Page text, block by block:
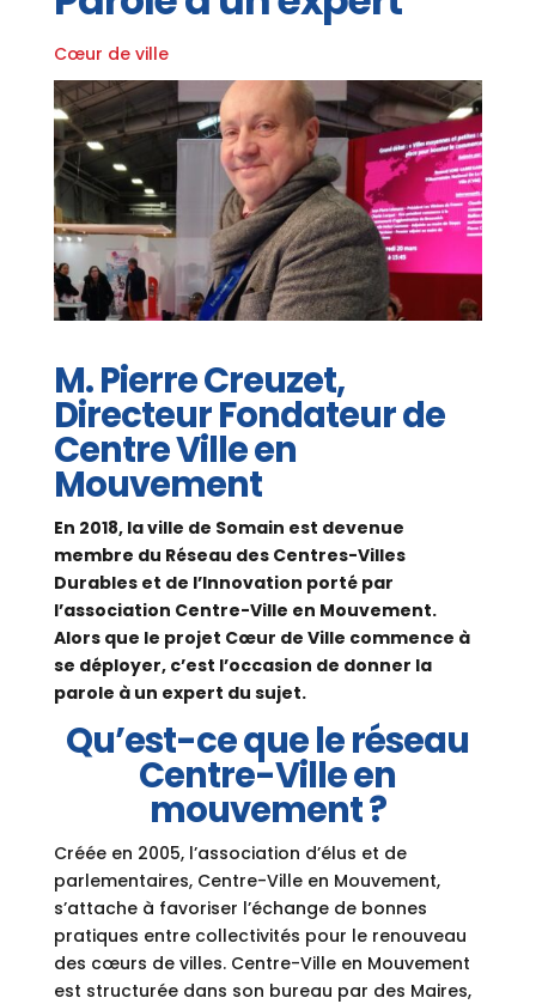
Cœur de ville
M. Pierre Creuzet,
Directeur Fondateur de
Centre Ville en
Mouvement
En 2018, la ville de Somain est devenue
membre du Réseau des Centres-Villes
Durables et de l’Innovation porté par
l’association Centre-Ville en Mouvement.
Alors que le projet Cœur de Ville commence à
se déployer, c’est l’occasion de donner la
parole à un expert du sujet.
Qu’est-ce que le réseau
Centre-Ville en
mouvement ?
Créée en 2005, l’association d’élus et de
parlementaires, Centre-Ville en Mouvement,
s’attache à favoriser l’échange de bonnes
pratiques entre collectivités pour le renouveau
des cœurs de villes. Centre-Ville en Mouvement
est structurée dans son bureau par des Maires,